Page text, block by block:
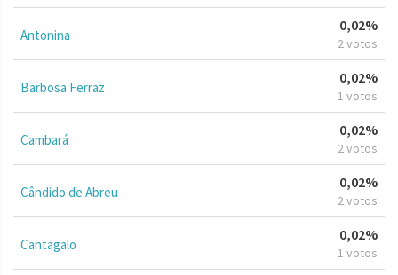
Antonina
0,02%
2 votos
Barbosa Ferraz
0,02%
1 votos
Cambará
0,02%
2 votos
Cândido de Abreu
0,02%
2 votos
Cantagalo
0,02%
1 votos